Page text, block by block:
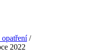
opatření /
2022